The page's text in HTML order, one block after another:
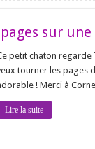
sur
petit chaton regarde
tourner les pages
! Merci à
Lire la suite